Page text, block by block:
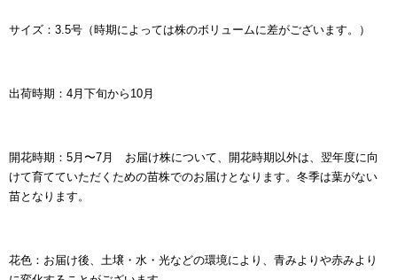
サイズ：3.5号（時期によっては株のボリュームに差がございます。）
出荷時期：4月下旬から10月
開花時期：5月〜7月 お届け株について、開花時期以外は、翌年度に向
けて育てていただくための苗株でのお届けとなります。 冬季は葉がない
苗となります。
花色：お届け後、土壌・水・光などの環境により、青みよりや赤みより